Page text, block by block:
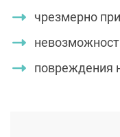
чрезмерно
повреждения